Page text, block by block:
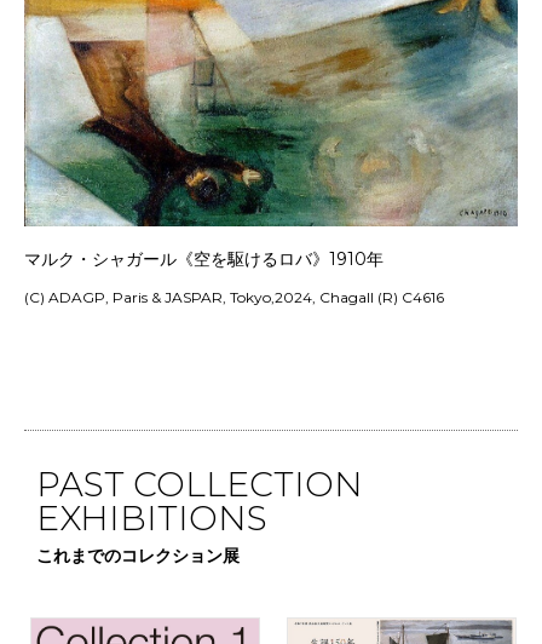
マルク・シャガール《空を駆けるロバ》1910年
(C) ADAGP, Paris & JASPAR, Tokyo,2024, Chagall (R) C4616
PAST COLLECTION
EXHIBITIONS
これまでのコレクション展